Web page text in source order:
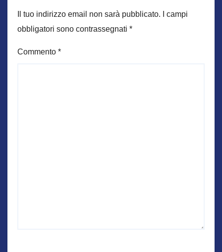
Il tuo indirizzo email non sarà pubblicato.
I campi
obbligatori sono contrassegnati *
Commento *